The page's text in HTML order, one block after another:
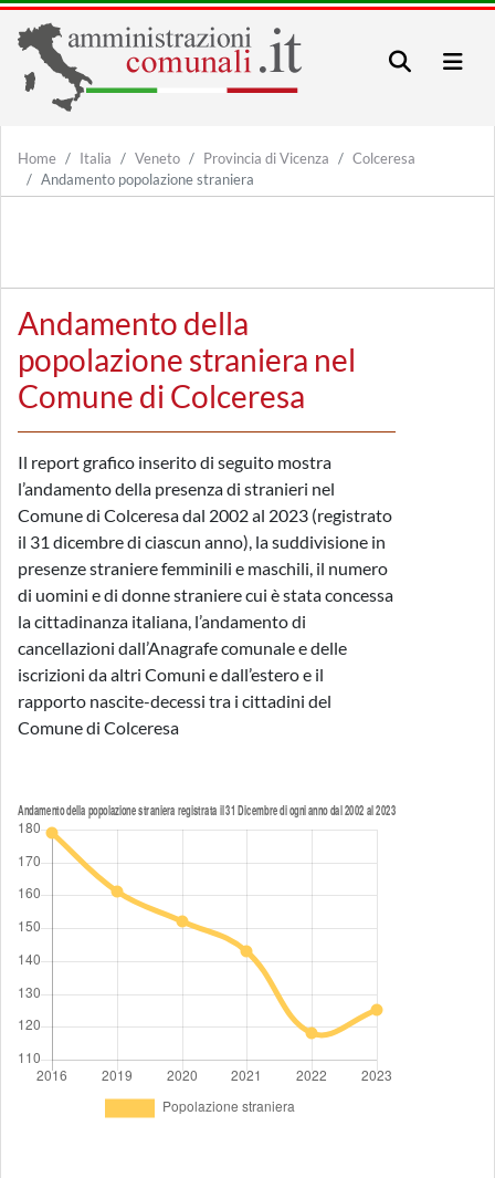
Home Italia Veneto Provincia di Vicenza
Colceresa
Andamento popolazione straniera
Andamento della
popolazione straniera nel
Comune di Colceresa
Il report grafico inserito di seguito mostra
l’andamento della presenza di stranieri nel
Comune di Colceresa dal 2002 al 2023 (registrato
il 31 dicembre di ciascun anno), la suddivisione in
presenze straniere femminili e maschili, il numero
di uomini e di donne straniere cui è stata concessa
la cittadinanza italiana, l’andamento di
cancellazioni dall’Anagrafe comunale e delle
iscrizioni da altri Comuni e dall’estero e il
rapporto nascite-decessi tra i cittadini del
Comune di Colceresa